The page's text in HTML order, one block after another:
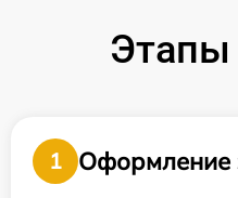
Этапы
1
Оформление